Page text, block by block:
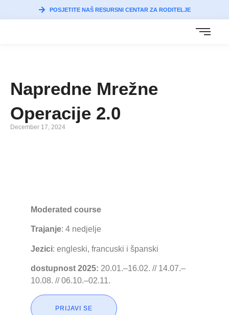
POSJETITE NAŠ RESURSNI CENTAR ZA RODITELJE
Napredne Mrežne
Operacije 2.0
December 17, 2024
Moderated course
Trajanje: 4 nedjelje
Jezici: engleski, francuski i španski
dostupnost 2025: 20.01.–16.02. // 14.07.–
10.08. // 06.10.–02.11.
PRIJAVI SE